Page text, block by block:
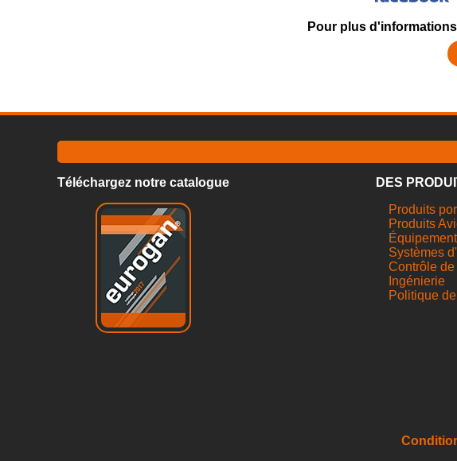
Pour plus
Téléchargez notre catalogue
DES
Produits
Produits
Systèmes
Contrôle
Ingénierie
Politique